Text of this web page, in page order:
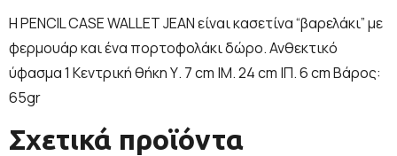
Η PENCIL CASE WALLET JEAN είναι κασετίνα “βαρελάκι” με
φερμουάρ και ένα πορτοφολάκι δώρο. Ανθεκτικό
ύφασμα 1 Κεντρική θήκη Υ. 7 cm |Μ. 24 cm |Π. 6 cm Βάρος:
65gr
Σχετικά προϊόντα